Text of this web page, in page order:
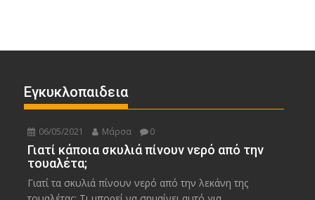
Εγκυκλοπαιδεια
06/05/2021 Μάρσα 0
Γιατί κάποια σκυλιά πίνουν νερό από την
τουαλέτα;
Γιατί τα σκυλιά πίνουν νερό από την λεκάνη της